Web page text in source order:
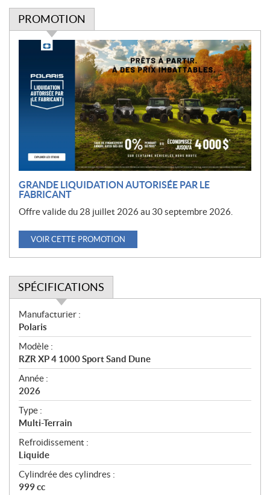
PROMOTION
GRANDE LIQUIDATION AUTORISÉE PAR LE
FABRICANT
Offre valide du 28 juillet 2026 au 30 septembre 2026.
VOIR CETTE PROMOTION
SPÉCIFICATIONS
S
p
é
c
i
f
i
c
a
t
i
o
n
s
Manufacturier :
Polaris
Modèle :
RZR XP 4 1000 Sport Sand Dune
Année :
2026
Type :
Multi-Terrain
Refroidissement :
Liquide
Cylindrée des cylindres :
999 cc